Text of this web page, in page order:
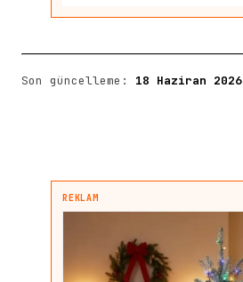
Son güncelleme: 18 Haziran 2026
REKLAM